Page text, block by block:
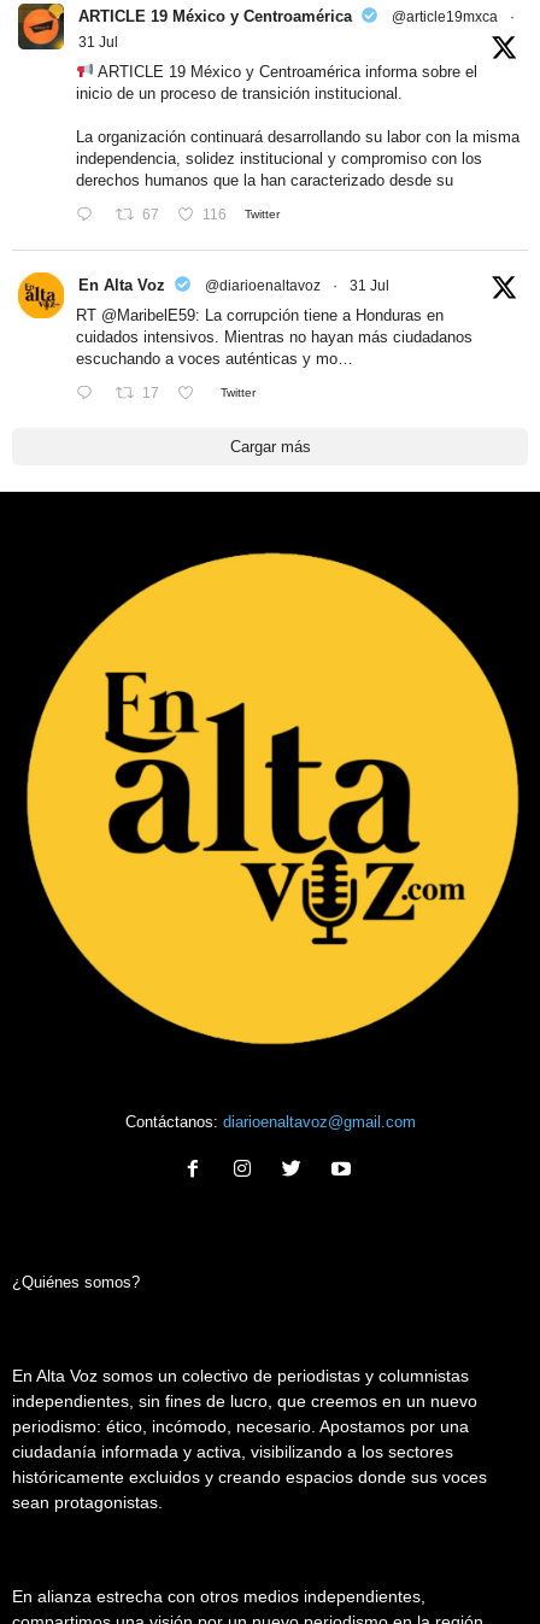
ARTICLE 19 México y Centroamérica @article19mxca
·
31 Jul
ARTICLE 19 México y Centroamérica informa sobre el
inicio de un proceso de transición institucional.
La organización continuará desarrollando su labor con la misma
independencia, solidez institucional y compromiso con los
derechos humanos que la han caracterizado desde su
67 116 Twitter
En Alta Voz @diarioenaltavoz · 31 Jul
RT @MaribelE59: La corrupción tiene a Honduras en
cuidados intensivos. Mientras no hayan más ciudadanos
escuchando a voces auténticas y mo…
17 Twitter
Cargar más
Contáctanos: diarioenaltavoz@gmail.com
¿Quiénes somos?
En Alta Voz somos un colectivo de periodistas y columnistas
independientes, sin fines de lucro, que creemos en un nuevo
periodismo: ético, incómodo, necesario. Apostamos por una
ciudadanía informada y activa, visibilizando a los sectores
históricamente excluidos y creando espacios donde sus voces
sean protagonistas.
En alianza estrecha con otros medios independientes,